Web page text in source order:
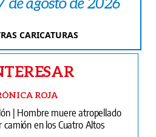
CARICATURAS
ROJA
| Hombre muere atropellado
camión en los Cuatro Altos